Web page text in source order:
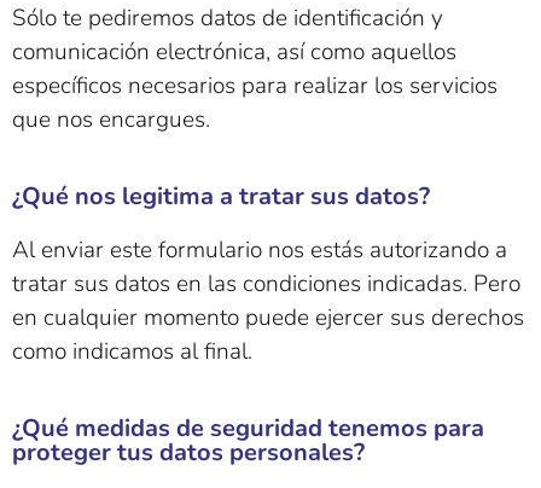
Sólo te pediremos datos de identificación y
comunicación electrónica, así como aquellos
específicos necesarios para realizar los servicios
que nos encargues.
¿Qué nos legitima a tratar sus datos?
Al enviar este formulario nos estás autorizando a
tratar sus datos en las condiciones indicadas. Pero
en cualquier momento puede ejercer sus derechos
como indicamos al final.
¿Qué medidas de seguridad tenemos para
proteger tus datos personales?